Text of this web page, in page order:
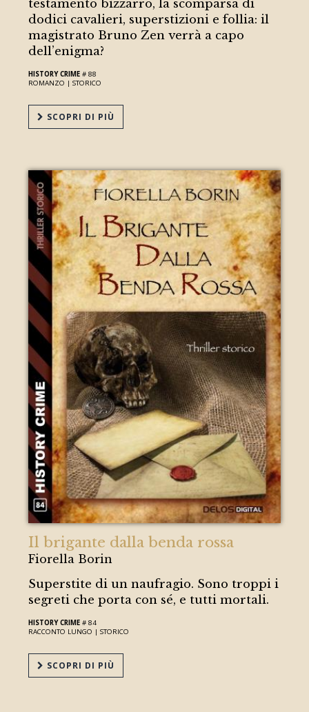
testamento bizzarro, la scomparsa di
dodici cavalieri, superstizioni e follia: il
magistrato Bruno Zen verrà a capo
dell’enigma?
HISTORY CRIME # 88
ROMANZO |STORICO
SCOPRI DI PIÙ
Il brigante dalla benda rossa
Fiorella Borin
Superstite di un naufragio. Sono troppi i
segreti che porta con sé, e tutti mortali.
HISTORY CRIME # 84
RACCONTO LUNGO |STORICO
SCOPRI DI PIÙ